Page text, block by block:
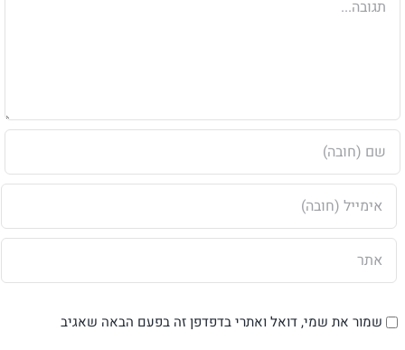
שמור את שמי, דואל ואתרי בדפדפן זה בפעם הבאה שאגיב